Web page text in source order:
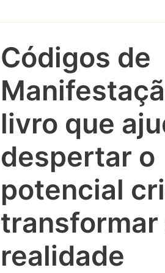
Códigos de
livro que
despertar o
potencial
transformar
realidade